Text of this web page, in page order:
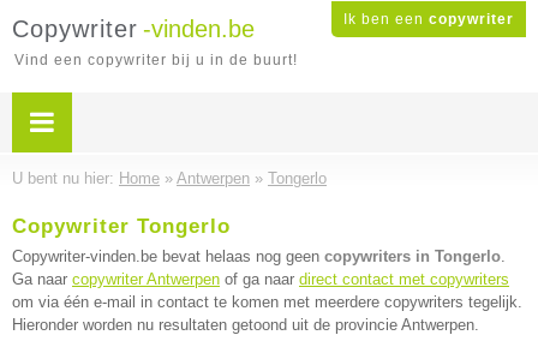
Ik ben een copywriter
Copywriter -vinden.be
Vind een copywriter bij u in de buurt!
U bent nu hier: Home » Antwerpen » Tongerlo
Copywriter Tongerlo
Copywriter-vinden.be bevat helaas nog geen copywriters in Tongerlo.
Ga naar copywriter Antwerpen of ga naar direct contact met copywriters
om via één e-mail in contact te komen met meerdere copywriters tegelijk.
Hieronder worden nu resultaten getoond uit de provincie Antwerpen.